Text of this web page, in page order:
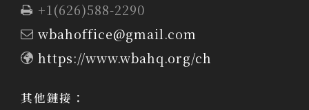
+1(626)588-2290
wbahoffice@gmail.com
https://www.wbahq.org/ch
其他鏈接：